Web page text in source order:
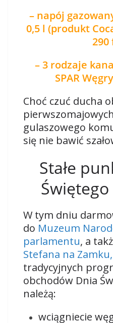
– napój
0,5 l (produkt
290
– 3 rodzaje
SPAR
Choć czuć ducha
gulaszowego
się nie bawić
Stałe
W tym dniu
do Muzeum
parlamentu, a
Stefana na Zamku,
tradycyjnych
obchodów Dnia
należą:
wciągniecie